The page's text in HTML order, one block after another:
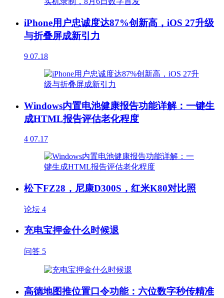
iPhone用户忠诚度达87%创新高，iOS 27升级
与折叠屏成新引力
9 07.18
Windows内置电池健康报告功能详解：一键生
成HTML报告评估老化程度
4 07.17
松下FZ28，尼康D300S，红米K80对比照
论坛 4
充电宝押金什么时候退
问答 5
高德地图推位置口令功能：六位数字秒传精准